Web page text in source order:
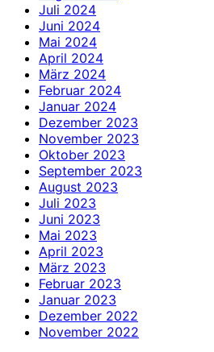
Juli 2024
Juni 2024
Mai 2024
April 2024
März 2024
Februar 2024
Januar 2024
Dezember 2023
November 2023
Oktober 2023
September 2023
August 2023
Juli 2023
Juni 2023
Mai 2023
April 2023
März 2023
Februar 2023
Januar 2023
Dezember 2022
November 2022